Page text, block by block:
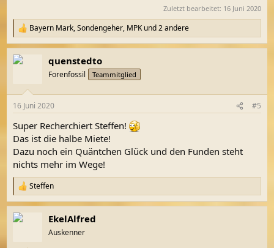
Zuletzt bearbeitet: 16 Juni 2020
R
e
a
k
e
:
Bayern Mark,Sondengeher, MPKund 2 andere
quenstedto
Forenfossil Teammitglied
16 Juni 2020 #5
Super Recherchiert Steffen!
Das ist die halbe Miete!
Dazu noch ein Quäntchen Glück und den Funden steht
nichts mehr im Wege!
R
e
a
k
Steffen
EkelAlfred
Auskenner